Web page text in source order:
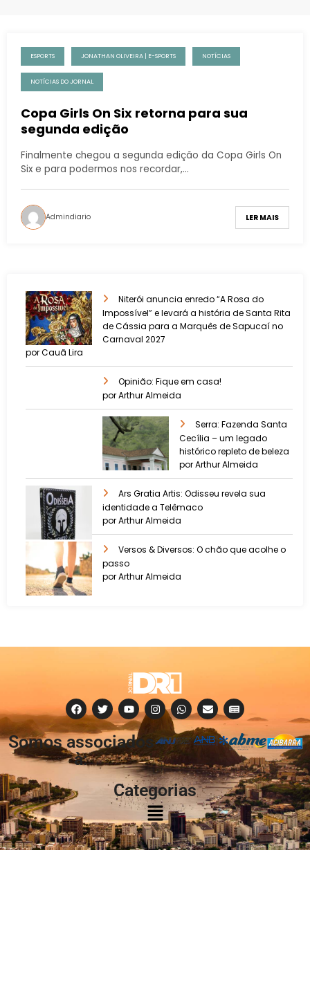
ESPORTS JONATHAN OLIVEIRA | E-SPORTS NOTÍCIAS
NOTÍCIAS DO JORNAL
Copa Girls On Six retorna para sua
segunda edição
Finalmente chegou a segunda edição da Copa Girls On
Six e para podermos nos recordar,…
Admindiario LER MAIS
Niterói anuncia enredo “A Rosa do
Impossível” e levará a história de Santa Rita
de Cássia para a Marquês de Sapucaí no
Carnaval 2027
por Cauã Lira
Opinião: Fique em casa!
por Arthur Almeida
Serra: Fazenda Santa
Cecília – um legado
histórico repleto de beleza
por Arthur Almeida
Ars Gratia Artis: Odisseu revela sua
identidade a Telêmaco
por Arthur Almeida
Versos & Diversos: O chão que acolhe o
passo
por Arthur Almeida
Somos associados
à:
Categorias